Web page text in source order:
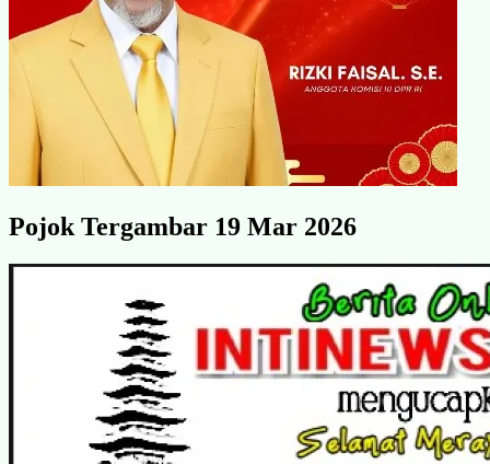
Pojok Tergambar 19 Mar 2026